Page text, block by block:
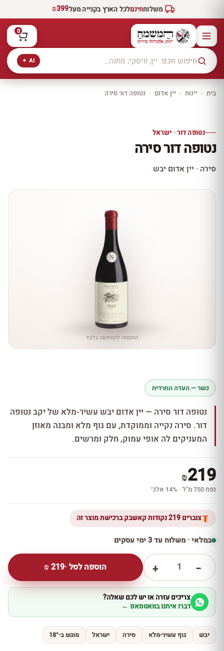
משלוחחינםלכל הארץ בקנייה מעל₪399
AI ✦
0
בית › יינות › יין אדום › נטופה דור סירה
10% הנחה
עכשיו ב-10% הנחה
נטופה דור · ישראל
נטופה דור סירה
סירה · יין אדום יבש
התמונה להמחשה בלבד
כשר — העדה החרדית
נטופה דור סירה — יין אדום יבש עשיר-מלא של יקב נטופה
דור. סירה נקייה וממוקדת, עם גוף מלא ומבנה מאוזן
המעניקים לה אופי עמוק, חלק ומרשים.
₪219
נפח 750 מ''ל · 14% אלכ׳
צוברים 219 נקודות קאשבק ברכישת מוצר זה
במלאי · משלוח עד 3 ימי עסקים
−
1
+ הוספה לסל ·219
₪
צריכים עזרה או יש לכם שאלה?
דברו איתנו בוואטסאפ ←
יבש גוף עשיר-מלא סירה ישראל מוגש ב-18°